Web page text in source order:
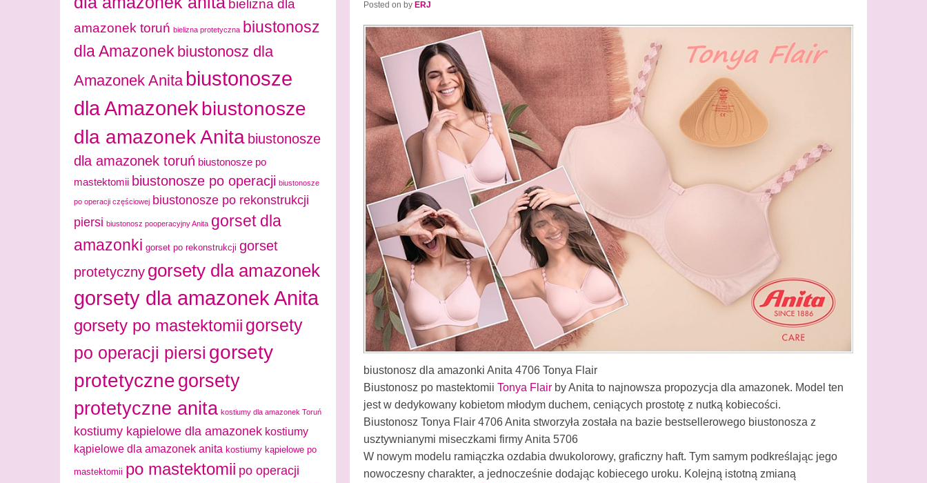
Posted on by ERJ
biustonosz dla amazonki Anita 4706 Tonya Flair
Biustonosz po mastektomii Tonya Flair by Anita to najnowsza propozycja dla amazonek. Model ten
jest w dedykowany kobietom młodym duchem, ceniących prostotę z nutką kobiecości.
Biustonosz Tonya Flair 4706 Anita stworzyła została na bazie bestsellerowego biustonosza z
usztywnianymi miseczkami firmy Anita 5706
W nowym modelu ramiączka ozdabia dwukolorowy, graficzny haft. Tym samym podkreślając jego
nowoczesny charakter, a jednocześnie dodając kobiecego uroku. Kolejną istotną zmianą
bielizna dla
amazonek toruń bielizna protetyczna biustonosz
dla Amazonek biustonosz dla
Amazonek Anita biustonosze
dla Amazonekbiustonosze
dla amazonek Anita biustonosze
dla amazonek toruń biustonosze po
mastektomii biustonosze po operacji biustonosze
po operacji częściowej biustonosze po rekonstrukcji
piersi biustonosz pooperacyjny Anita gorset dla
amazonki gorset po rekonstrukcji gorset
protetyczny gorsety dla amazonek
gorsety dla amazonek Anita
gorsety po mastektomii gorsety
po operacji piersi gorsety
protetycznegorsety
protetyczne anita kostiumy dla amazonek Toruń
kostiumy kąpielowe dla amazonek kostiumy
kąpielowe dla amazonek anita kostiumy kąpielowe po
mastektomii po mastektomii po operacji